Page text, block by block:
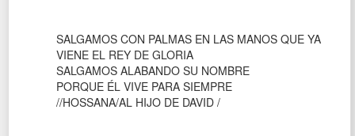
SALGAMOS CON PALMAS EN LAS MANOS QUE YA
VIENE EL REY DE GLORIA
SALGAMOS ALABANDO SU NOMBRE
PORQUE ÉL VIVE PARA SIEMPRE
//HOSSANA/AL HIJO DE DAVID /